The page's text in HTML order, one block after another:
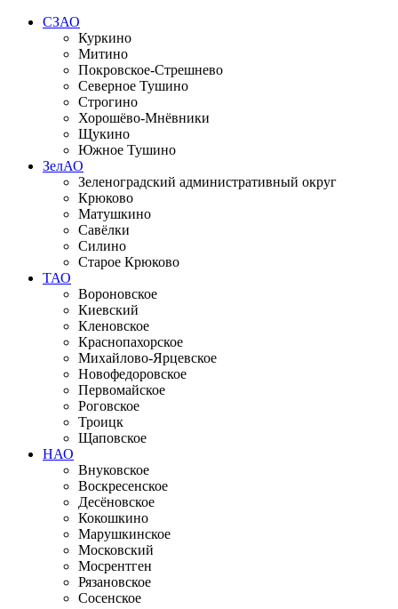
СЗАО
Куркино
Митино
Покровское-Стрешнево
Северное Тушино
Строгино
Хорошёво-Мнёвники
Щукино
Южное Тушино
ЗелАО
Зеленоградский административный округ
Крюково
Матушкино
Савёлки
Силино
Старое Крюково
ТАО
Вороновское
Киевский
Кленовское
Краснопахорское
Михайлово-Ярцевское
Новофедоровское
Первомайское
Роговское
Троицк
Щаповское
НАО
Внуковское
Воскресенское
Десёновское
Кокошкино
Марушкинское
Московский
Мосрентген
Рязановское
Сосенское